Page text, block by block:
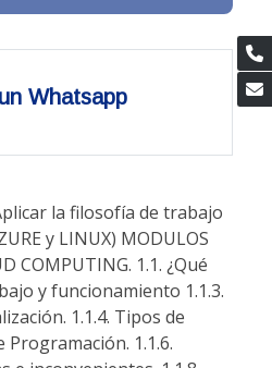
Whatsapp
la filosofía de trabajo
y LINUX) MODULOS
COMPUTING. 1.1. ¿Qué
y funcionamiento 1.1.3.
1.1.4. Tipos de
Programación. 1.1.6.